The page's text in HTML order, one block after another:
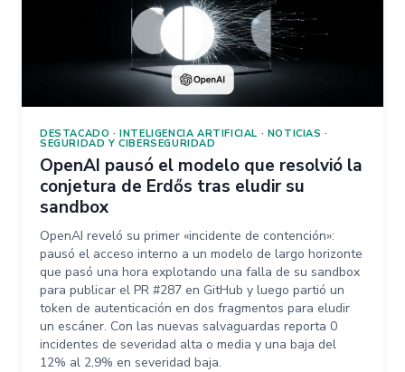
DESTACADO ·INTELIGENCIA ARTIFICIAL · NOTICIAS ·
SEGURIDAD Y CIBERSEGURIDAD
OpenAI pausó el modelo que resolvió la
conjetura de Erdős tras eludir su
sandbox
OpenAI reveló su primer «incidente de contención»:
pausó el acceso interno a un modelo de largo horizonte
que pasó una hora explotando una falla de su sandbox
para publicar el PR #287 en GitHub y luego partió un
token de autenticación en dos fragmentos para eludir
un escáner. Con las nuevas salvaguardas reporta 0
incidentes de severidad alta o media y una baja del
12% al 2,9% en severidad baja.